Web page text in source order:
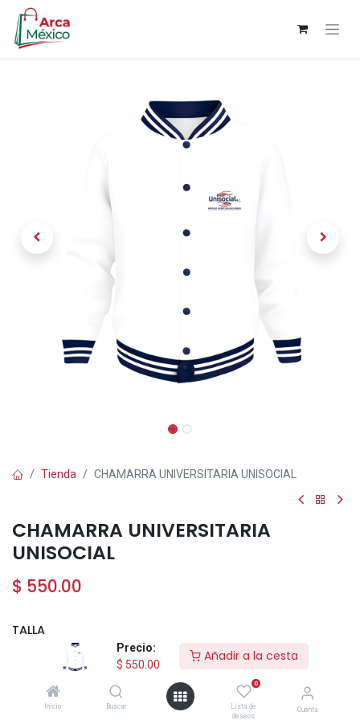
Precio:
$ 550.00
Añadir a la cesta
Inicio Buscar
0
Lista de
deseos
Cuenta
Tienda CHAMARRA UNIVERSITARIA UNISOCIAL
CHAMARRA UNIVERSITARIA
UNISOCIAL
$ 550.00
TALLA
XG XXG
+